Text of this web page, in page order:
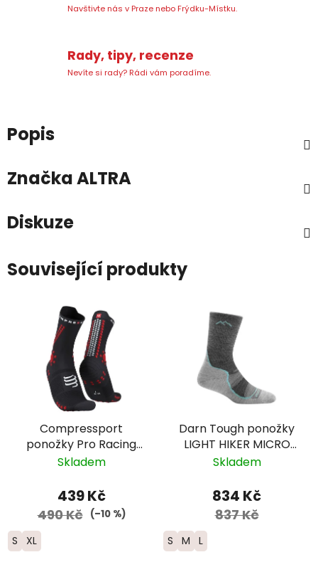
Navštivte nás v Praze nebo Frýdku-Místku.
Rady, tipy, recenze
Nevíte si rady? Rádi vám poradíme.
Popis
ZnačkaALTRA
Diskuze
Související produkty
Compressport
ponožky Pro Racing
Trail - černá/červená
Skladem
439 Kč
490 Kč (–10 %)
S XL
Darn Tough ponožky
LIGHT HIKER MICRO
CREW Lightweight
šedé
Skladem
834 Kč
837 Kč
S M L